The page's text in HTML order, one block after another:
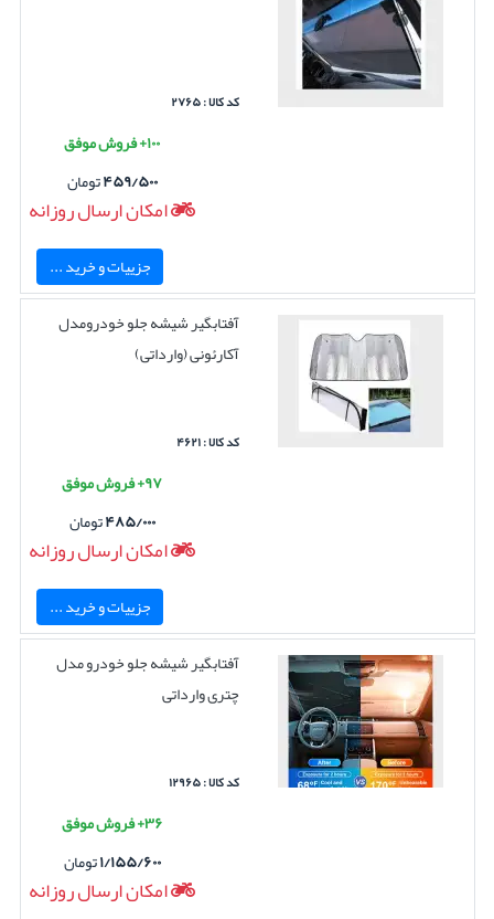
کد کالا : ۲۷۶۵
۱۰۰+ فروش موفق
۴۵۹/۵۰۰تومان
امکان ارسال روزانه
جزییات و خرید ...
آفتابگیر شیشه جلو خودرومدل
آکارئونی (وارداتی)
کد کالا : ۴۶۲۱
۹۷+ فروش موفق
۴۸۵/۰۰۰تومان
امکان ارسال روزانه
جزییات و خرید ...
آفتابگیر شیشه جلو خودرو مدل
چتری وارداتی
کد کالا : ۱۲۹۶۵
۳۶+ فروش موفق
۱/۱۵۵/۶۰۰تومان
امکان ارسال روزانه